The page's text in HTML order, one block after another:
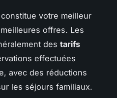
votre meilleur
offres. Les
des tarifs
effectuées
avec des réductions
les séjours familiaux.